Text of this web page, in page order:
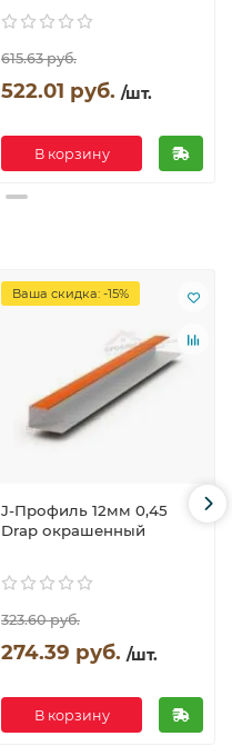
615.63 руб.
522.01 руб. /шт.
В корзину
Ваша скидка: -15%
J-Профиль 12мм 0,45
Drap окрашенный
323.60 руб.
274.39 руб. /шт.
В корзину